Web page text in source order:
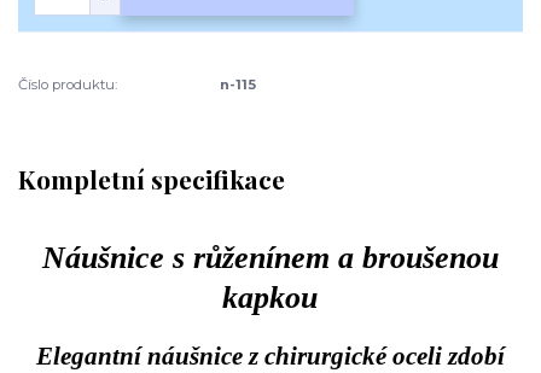
Číslo produktu: n-115
Kompletní specifikace
Náušnice s růženínem a broušenou
kapkou
Elegantní náušnice z chirurgické oceli zdobí